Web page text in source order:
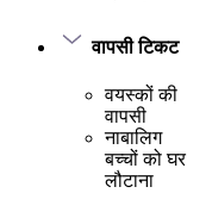
वापसी टिकट
वयस्कों की
वापसी
नाबालिग
बच्चों को घर
लौटाना